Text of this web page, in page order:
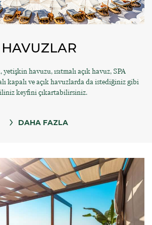
HAVUZLAR
havuzu, ısıtmalı açık havuz, SPA
kapalı ve açık havuzlarda da istediğiniz gibi
keyfini çıkartabilirsiniz.
DAHA FAZLA